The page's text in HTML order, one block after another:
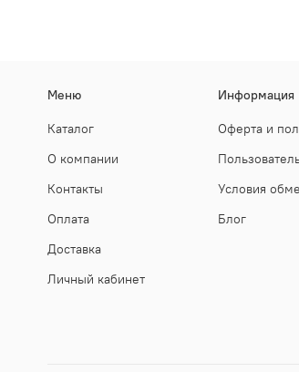
Меню
Каталог
О компании
Контакты
Оплата
Доставка
Личный кабинет
Информация
Оферта и
Условия
Блог